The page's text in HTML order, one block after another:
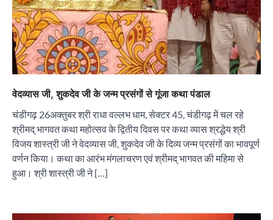
वेदव्यास जी, शुकदेव जी के जन्म प्रसंगों से गूंजा कथा पंडाल
चंडीगढ़ 26अक्तुबर श्री राधा वल्लभ धाम, सेक्टर 45, चंडीगढ़ में चल रहे
श्रीमद् भागवत कथा महोत्सव के द्वितीय दिवस पर कथा व्यास श्रद्धेय श्री
विजय शास्त्री जी ने वेदव्यास जी, शुकदेव जी के दिव्य जन्म प्रसंगों का भावपूर्ण
वर्णन किया। कथा का आरंभ मंगलाचरण एवं श्रीमद् भागवत की महिमा से
हुआ। श्री शास्त्री जी ने […]